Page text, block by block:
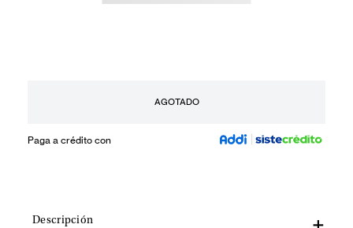
AGOTADO
Paga a crédito con
Descripción